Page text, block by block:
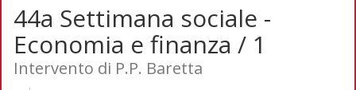
44a Settimana sociale -
Economia e finanza / 1
Intervento di P.P. Baretta